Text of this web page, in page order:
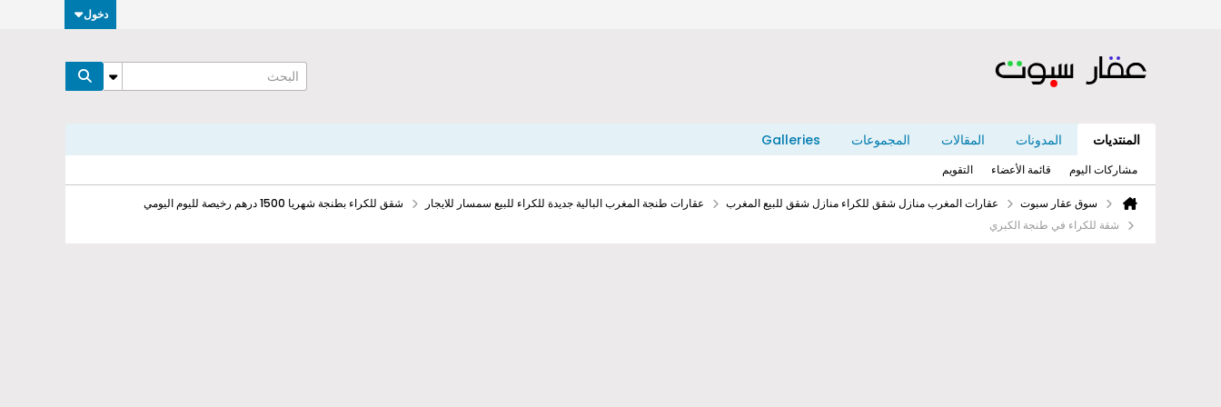
دخول
المنتديات المدونات المقالات المجموعات Galleries
مشاركات اليوم قائمة الأعضاء التقويم
سوق عقار سبوت عقارات المغرب منازل شقق للكراء منازل شقق للبيع المغرب عقارات طنجة المغرب البالية جديدة للكراء للبيع سمسار للايجار
شقق للكراء بطنجة شهريا 1500 درهم رخيصة لليوم اليومي
شقة للكراء في طنجة الكبري